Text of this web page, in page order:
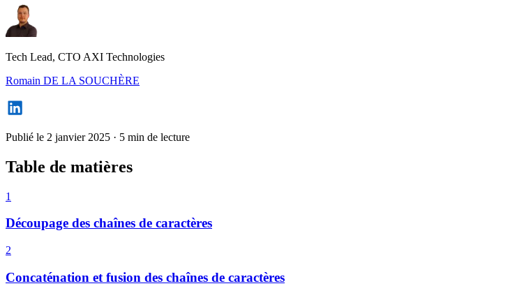
Tech Lead, CTO AXI Technologies
Romain DE LA SOUCHÈRE
Publié le 2 janvier 2025 · 5 min de lecture
Table de matières
1
Découpage des chaînes de caractères
2
Concaténation et fusion des chaînes de caractères